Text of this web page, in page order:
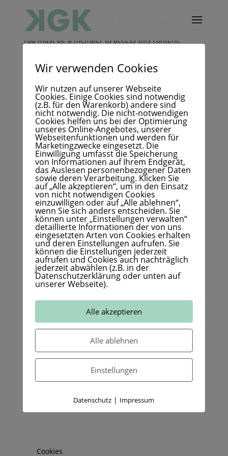
Membership Required
You must be a member to access this content.
Already a member?Log in here
Copyright Oliver Dehmel 2021 |Impressum
Datenschutz
Cookies
Wir verwenden Cookies
Wir nutzen auf unserer Webseite
Cookies. Einige Cookies sind notwendig
(z.B. für den Warenkorb) andere sind
nicht notwendig. Die nicht-notwendigen
Cookies helfen uns bei der Optimierung
unseres Online-Angebotes, unserer
Webseitenfunktionen und werden für
Marketingzwecke eingesetzt. Die
Einwilligung umfasst die Speicherung
von Informationen auf Ihrem Endgerät,
das Auslesen personenbezogener Daten
sowie deren Verarbeitung. Klicken Sie
auf „Alle akzeptieren“, um in den Einsatz
von nicht notwendigen Cookies
einzuwilligen oder auf „Alle ablehnen“,
wenn Sie sich anders entscheiden. Sie
können unter „Einstellungen verwalten“
detaillierte Informationen der von uns
eingesetzten Arten von Cookies erhalten
und deren Einstellungen aufrufen. Sie
können die Einstellungen jederzeit
aufrufen und Cookies auch nachträglich
jederzeit abwählen (z.B. in der
Datenschutzerklärung oder unten auf
unserer Webseite).
Alle akzeptieren
Alle ablehnen
Einstellungen
Datenschutz | Impressum